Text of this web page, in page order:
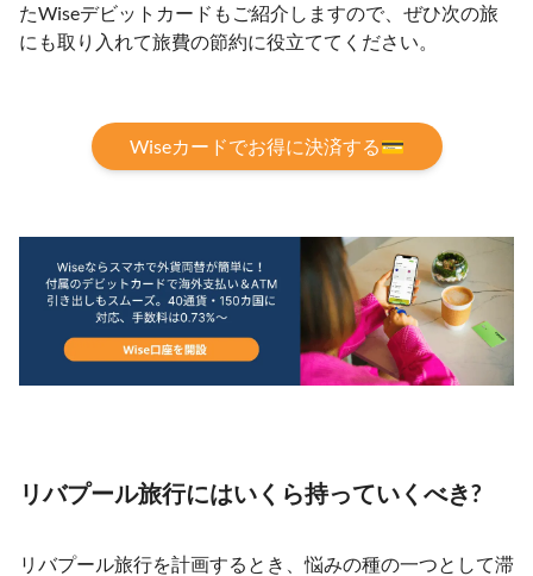
たWiseデビットカードもご紹介しますので、ぜひ次の旅
にも取り入れて旅費の節約に役立ててください。
Wiseカードでお得に決済する💳
リバプール旅行にはいくら持っていくべき?
リバプール旅行を計画するとき、悩みの種の一つとして滞